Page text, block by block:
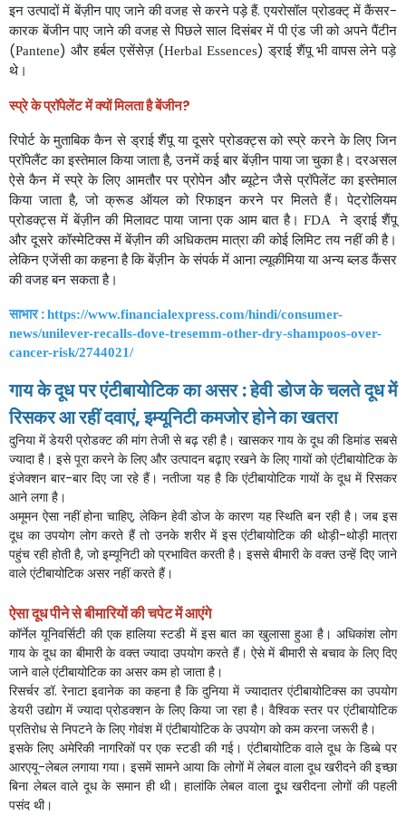
इन उत्पादों में बेंज़ीन पाए जाने की वजह से करने पड़े हैं.एयरोसॉल प्रोडक्ट् में कैंसर-
कारक बेंजीन पाए जाने की वजह से पिछले साल दिसंबर में पी एंड जी को अपने पैंटीन
(Pantene) और हर्बल एसेंसेज़(Herbal Essences)ड्राई शैंपू भी वापस लेने पड़े
थे।
स्प्रेकेप्रॉपेलेंटमेंक्योंमिलताहैबेंजीन?
रिपोर्ट के मुताबिक कैन से ड्राई शैंपू या दूसरे प्रोडक्ट्स को स्प्रे करने के लिए जिन
प्रॉपेलैंट का इस्तेमाल किया जाता है,उनमें कई बार बेंज़ीन पाया जा चुका है। दरअसल
ऐसे कैन में स्प्रे के लिए आमतौर पर प्रोपेन और ब्यूटेन जैसे प्रॉपेलेंट का इस्तेमाल
किया जाता है,जो क्रूड ऑयल को रिफाइन करने पर मिलते हैं। पेट्रोलियम
प्रोडक्ट्स में बेंज़ीन की मिलावट पाया जाना एक आम बात है। FDA ने ड्राई शैंपू
और दूसरे कॉस्मेटिक्स में बेंज़ीन की अधिकतम मात्रा की कोई लिमिट तय नहीं की है।
लेकिन एजेंसी का कहना है कि बेंज़ीन के संपर्क में आना ल्यूकीमिया या अन्य ब्लड कैंसर
की वजह बन सकता है।
साभार:https://www.financialexpress.com/hindi/consumer-
news/unilever-recalls-dove-tresemm-other-dry-shampoos-over-
cancer-risk/2744021/
गायकेदूधपरएंटीबायोटिककाअसर:हेवीडोजकेचलतेदूधमें
रिसकरआरहींदवाएं,इम्यूनिटीकमजोरहोनेकाखतरा
दुनिया में डेयरी प्रोडक्ट की मांग तेजी से बढ़ रही है। खासकर गाय के दूध की डिमांड सबसे
ज्यादा है। इसे पूरा करने के लिए और उत्पादन बढ़ाए रखने के लिए गायों को एंटीबायोटिक के
इंजेक्शन बार-बार दिए जा रहे हैं। नतीजा यह है कि एंटीबायोटिक गायों के दूध में रिसकर
आने लगा है।
अमूमन ऐसा नहीं होना चाहिए, लेकिन हेवी डोज के कारण यह स्थिति बन रही है। जब इस
दूध का उपयोग लोग करते हैं तो उनके शरीर में इस एंटीबायोटिक की थोड़ी-थोड़ी मात्रा
पहुंच रही होती है, जो इम्यूनिटी को प्रभावित करती है। इससे बीमारी के वक्त उन्हें दिए जाने
वाले एंटीबायोटिक असर नहीं करते हैं।
ऐसादूधपीनेसेबीमारियोंकीचपेटमेंआएंगे
कॉर्नेल यूनिवर्सिटी की एक हालिया स्टडी में इस बात का खुलासा हुआ है। अधिकांश लोग
गाय के दूध का बीमारी के वक्त ज्यादा उपयोग करते हैं। ऐसे में बीमारी से बचाव के लिए दिए
जाने वाले एंटीबायोटिक का असर कम हो जाता है।
रिसर्चर डॉ.रेनाटा इवानेक का कहना है कि दुनिया में ज्यादातर एंटीबायोटिक्स का उपयोग
डेयरी उद्योग में ज्यादा प्रोडक्शन के लिए किया जा रहा है। वैश्विक स्तर पर एंटीबायोटिक
प्रतिरोध से निपटने के लिए गोवंश में एंटीबायोटिक के उपयोग को कम करना जरूरी है।
इसके लिए अमेरिकी नागरिकों पर एक स्टडी की गई। एंटीबायोटिक वाले दूध के डिब्बे पर
आरएयू-लेबल लगाया गया। इसमें सामने आया कि लोगों में लेबल वाला दूध खरीदने की इच्छा
बिना लेबल वाले दूध के समान ही थी। हालांकि लेबल वाला दूूध खरीदना लोगों की पहली
पसंद थी।